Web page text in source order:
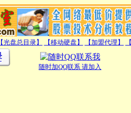
【光盘总目录】 【移动硬盘】 【加盟代理】
随时加QQ联系 请加入